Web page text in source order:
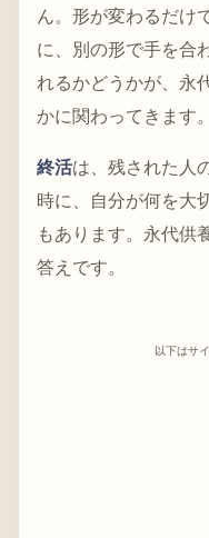
ん。形が変わるだけ
に、別の形で手を合
れるかどうかが、永
かに関わってきます。
終活は、残された人
時に、自分が何を大
もあります。永代供
答えです。
以下はサ